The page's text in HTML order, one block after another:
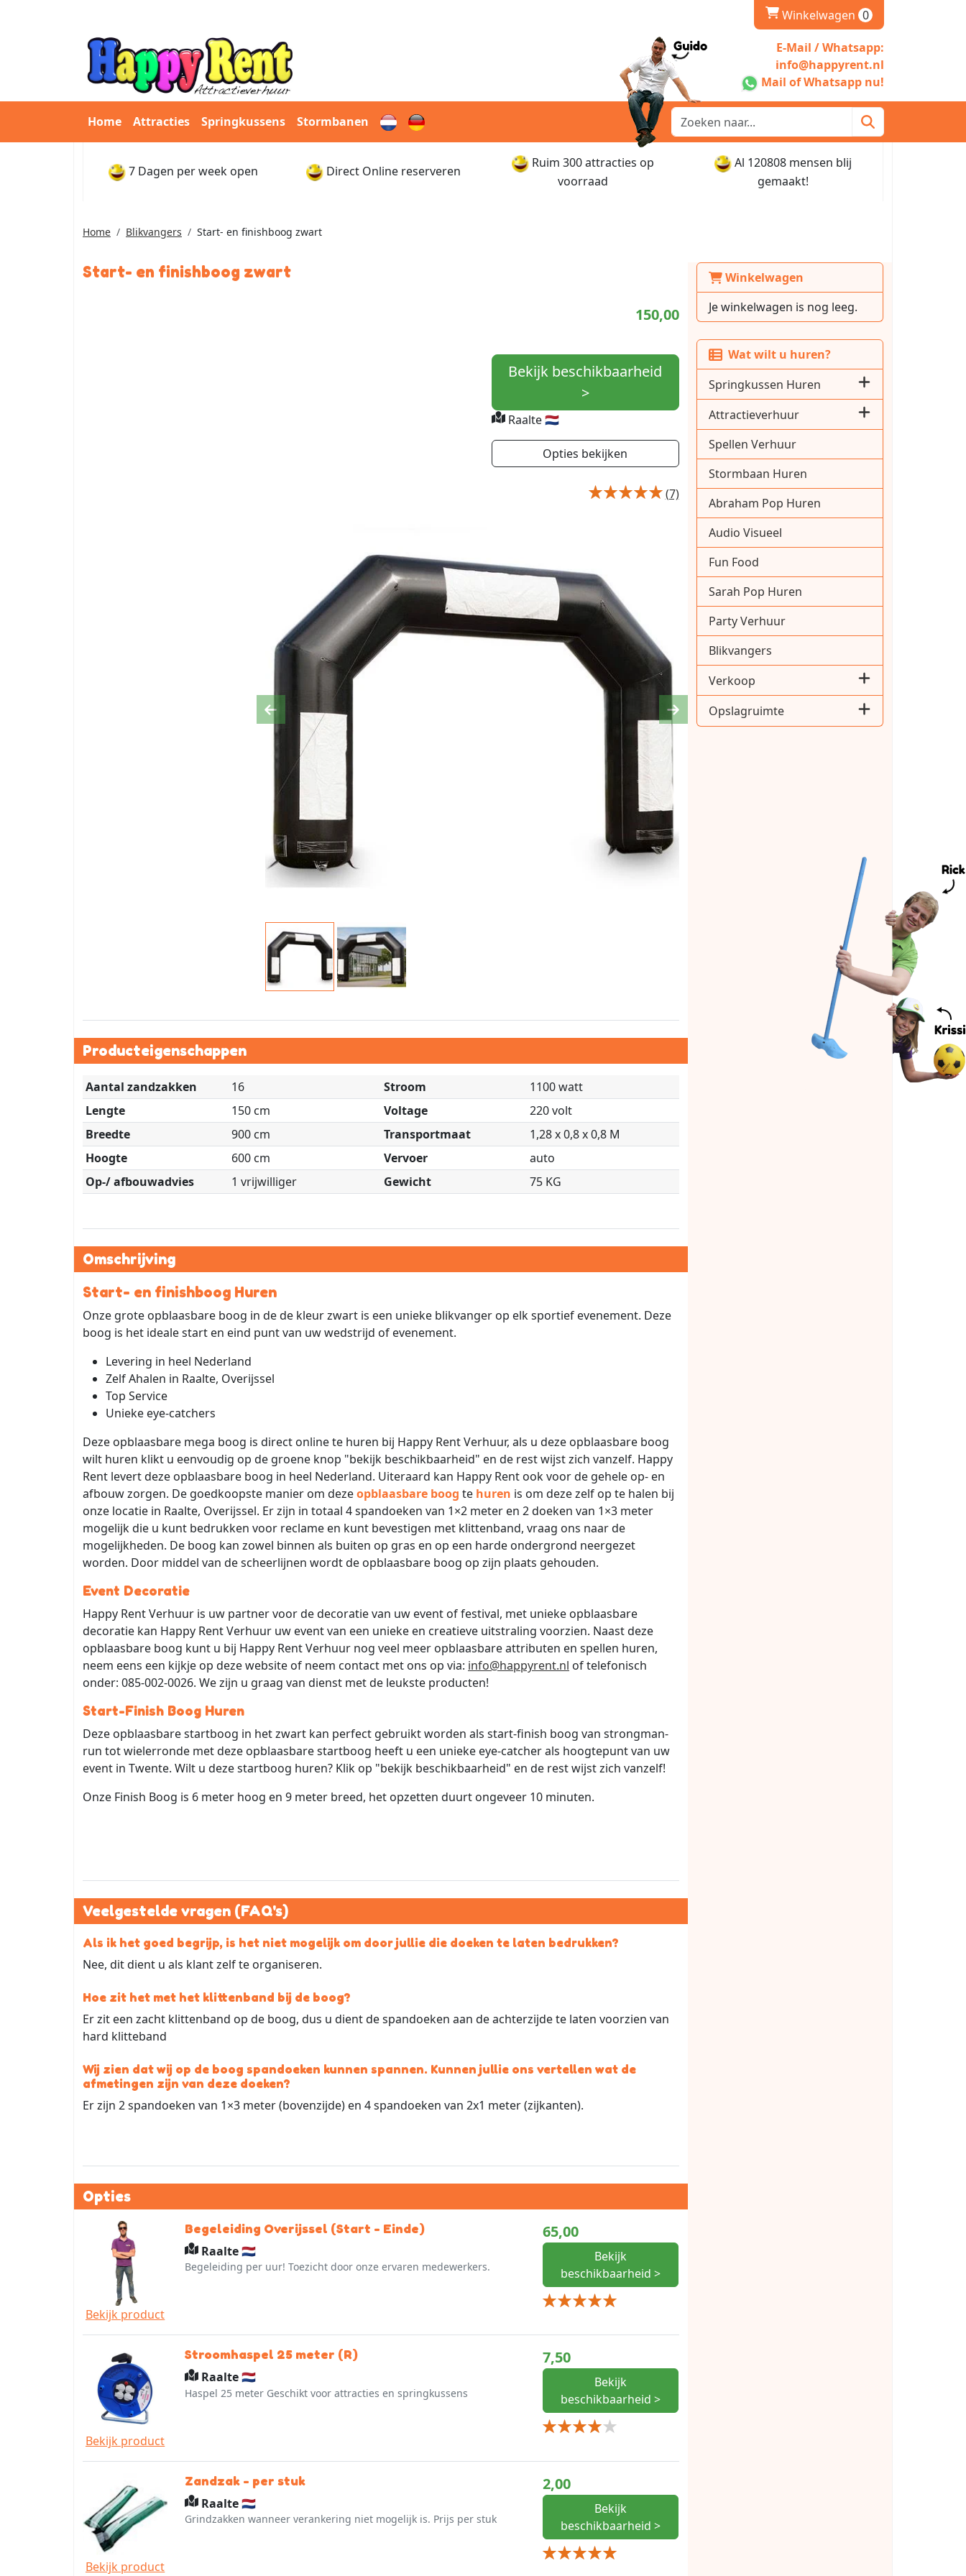
winkelwagen
Winkelwagen 0
E-Mail / Whatsapp:
info@happyrent.nl
Mail of Whatsapp nu!
Home Attracties Springkussens Stormbanen
7 Dagen per week open Direct Online reserveren
Ruim 300 attracties op
voorraad
Al 120808 mensen blij
gemaakt!
Home Blikvangers Start- en finishboog zwart
Winkelwagen
Je winkelwagen is nog leeg.
Wat wilt u huren?
Springkussen Huren
Attractieverhuur
Spellen Verhuur
Stormbaan Huren
Abraham Pop Huren
Audio Visueel
Fun Food
Sarah Pop Huren
Party Verhuur
Blikvangers
Verkoop
Opslagruimte
Start- en finishboog zwart
150,00
Bekijk beschikbaarheid
>
Raalte 🇳🇱
Opties bekijken
(7)
Previous Next
Producteigenschappen
Aantal zandzakken
16
Lengte
150 cm
Breedte
900 cm
Hoogte
600 cm
Op-/ afbouwadvies
1 vrijwilliger
Stroom
1100 watt
Voltage
220 volt
Transportmaat
1,28 x 0,8 x 0,8 M
Vervoer
auto
Gewicht
75 KG
Omschrijving
Start- en finishboog Huren
Onze grote opblaasbare boog in de de kleur zwart is een unieke blikvanger op elk sportief evenement. Deze
boog is het ideale start en eind punt van uw wedstrijd of evenement.
Levering in heel Nederland
Zelf Ahalen in Raalte, Overijssel
Top Service
Unieke eye-catchers
Deze opblaasbare mega boog is direct online te huren bij Happy Rent Verhuur, als u deze opblaasbare boog
wilt huren klikt u eenvoudig op de groene knop "bekijk beschikbaarheid" en de rest wijst zich vanzelf. Happy
Rent levert deze opblaasbare boog in heel Nederland. Uiteraard kan Happy Rent ook voor de gehele op- en
afbouw zorgen. De goedkoopste manier om dezeopblaasbare boog te huren is om deze zelf op te halen bij
onze locatie in Raalte, Overijssel. Er zijn in totaal 4 spandoeken van 1×2 meter en 2 doeken van 1×3 meter
mogelijk die u kunt bedrukken voor reclame en kunt bevestigen met klittenband, vraag ons naar de
mogelijkheden. De boog kan zowel binnen als buiten op gras en op een harde ondergrond neergezet
worden. Door middel van de scheerlijnen wordt de opblaasbare boog op zijn plaats gehouden.
Event Decoratie
Happy Rent Verhuur is uw partner voor de decoratie van uw event of festival, met unieke opblaasbare
decoratie kan Happy Rent Verhuur uw event van een unieke en creatieve uitstraling voorzien. Naast deze
opblaasbare boog kunt u bij Happy Rent Verhuur nog veel meer opblaasbare attributen en spellen huren,
neem eens een kijkje op deze website of neem contact met ons op via: info@happyrent.nl of telefonisch
onder: 085-002-0026. We zijn u graag van dienst met de leukste producten!
Start-Finish Boog Huren
Deze opblaasbare startboog in het zwart kan perfect gebruikt worden als start-finish boog van strongman-
run tot wielerronde met deze opblaasbare startboog heeft u een unieke eye-catcher als hoogtepunt van uw
event in Twente. Wilt u deze startboog huren? Klik op "bekijk beschikbaarheid" en de rest wijst zich vanzelf!
Onze Finish Boog is 6 meter hoog en 9 meter breed, het opzetten duurt ongeveer 10 minuten.
Veelgestelde vragen (FAQ's)
Als ik het goed begrijp, is het niet mogelijk om door jullie die doeken te laten bedrukken?
Nee, dit dient u als klant zelf te organiseren.
Hoe zit het met het klittenband bij de boog?
Er zit een zacht klittenband op de boog, dus u dient de spandoeken aan de achterzijde te laten voorzien van
hard klitteband
Wij zien dat wij op de boog spandoeken kunnen spannen. Kunnen jullie ons vertellen wat de
afmetingen zijn van deze doeken?
Er zijn 2 spandoeken van 1×3 meter (bovenzijde) en 4 spandoeken van 2x1 meter (zijkanten).
Opties
Bekijk product
65,00
Bekijk
beschikbaarheid >
Begeleiding Overijssel (Start - Einde)
Raalte 🇳🇱
Begeleiding per uur! Toezicht door onze ervaren medewerkers.
Bekijk product
7,50
Bekijk
beschikbaarheid >
Stroomhaspel 25 meter (R)
Raalte 🇳🇱
Haspel 25 meter Geschikt voor attracties en springkussens
Bekijk product
2,00
Bekijk
beschikbaarheid >
Zandzak - per stuk
Raalte 🇳🇱
Grindzakken wanneer verankering niet mogelijk is. Prijs per stuk